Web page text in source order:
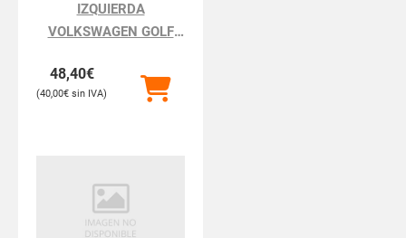
IZQUIERDA
VOLKSWAGEN GOLF
48,40€
40,00€